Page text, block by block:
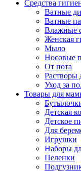
Средства
Ватные
Ватные
Влажные
Женская
Мыло
Носовые
От пота
Растворы
Уход за
Товары для
Детская
Детское
Для
Игрушки
Наборы
Пеленки